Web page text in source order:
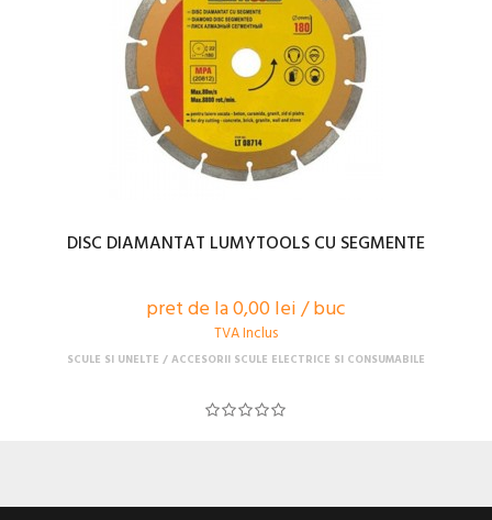
DISC DIAMANTAT LUMYTOOLS CU SEGMENTE
pret de la 0,00 lei / buc
TVA Inclus
SCULE SI UNELTE ACCESORII SCULE ELECTRICE SI CONSUMABILE